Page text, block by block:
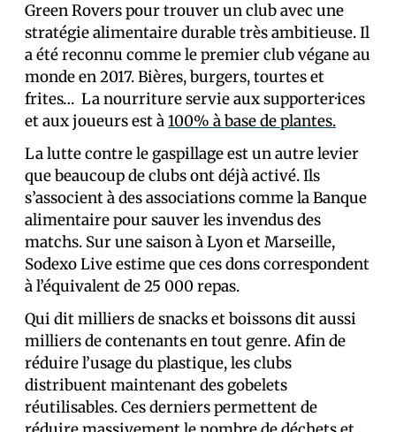
Green Rovers pour trouver un club avec une
stratégie alimentaire durable très ambitieuse. Il
a été reconnu comme le premier club végane au
monde en 2017. Bières, burgers, tourtes et
frites… La nourriture servie aux supporter·ices
et aux joueurs est à100% à base de plantes.
La lutte contre le gaspillage est un autre levier
que beaucoup de clubs ont déjà activé. Ils
s’associent à des associations comme la Banque
alimentaire pour sauver les invendus des
matchs. Sur une saison à Lyon et Marseille,
Sodexo Live estime que ces dons correspondent
à l’équivalent de 25 000 repas.
Qui dit milliers de snacks et boissons dit aussi
milliers de contenants en tout genre. Afin de
réduire l’usage du plastique, les clubs
distribuent maintenant des gobelets
réutilisables. Ces derniers permettent de